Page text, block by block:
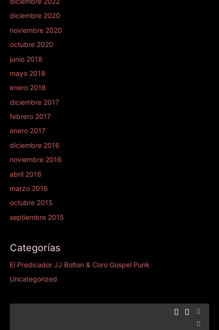
diciembre 2020
noviembre 2020
octubre 2020
junio 2018
mayo 2018
enero 2018
diciembre 2017
febrero 2017
enero 2017
diciembre 2016
noviembre 2016
abril 2016
marzo 2016
octubre 2015
septiembre 2015
Categorías
El Predicador JJ Bolton & Coro Gospel Punk
Uncategorized